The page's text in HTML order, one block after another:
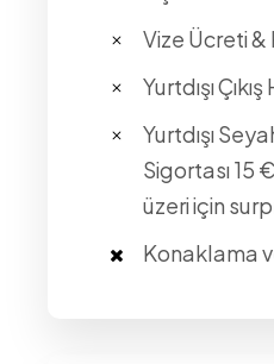
Vize Ücreti
Yurtdışı Çıkış
Yurtdışı
Sigortası 15
üzeri için
Konaklama